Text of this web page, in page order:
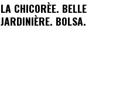
LA CHICORÈE. BELLE
JARDINIÈRE. BOLSA.